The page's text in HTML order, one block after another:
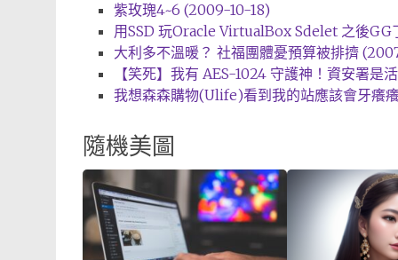
紫玫瑰4~6 (2009-10-18)
用SSD 玩Oracle VirtualBox Sdelet 之後GG
大利多不溫暖？ 社福團體憂預算被排擠
【笑死】我有 AES-1024 守護神！資安署
我想森森購物(Ulife)看到我的站應該會牙癢
隨機美圖